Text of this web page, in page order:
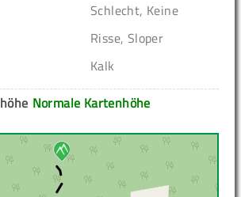
Schlecht, Keine
Risse, Sloper
Kalk
Normale Kartenhöhe